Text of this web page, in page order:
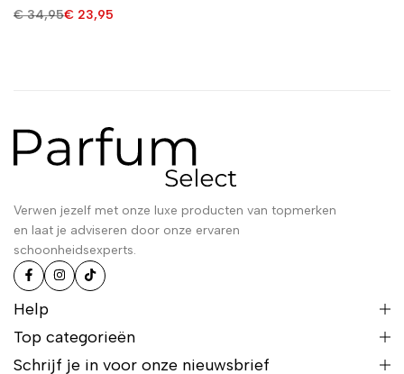
€34,95€ 23,95
Verwen jezelf met onze luxe producten van topmerken
en laat je adviseren door onze ervaren
schoonheidsexperts.
Help
Top categorieën
Schrijf je in voor onze nieuwsbrief